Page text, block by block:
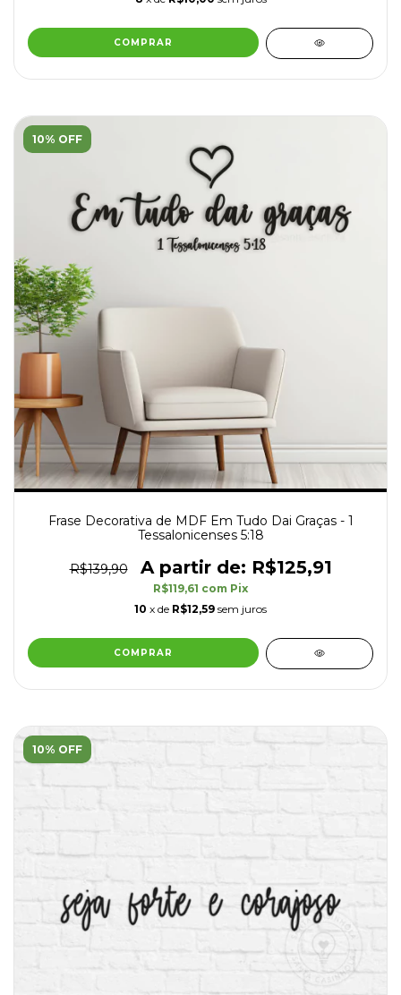
COMPRAR
10% OFF
Frase Decorativa de MDF Em Tudo Dai Graças - 1
Tessalonicenses 5:18
R$139,90 R$125,91
R$119,61 com Pix
10 x de R$12,59 sem juros
COMPRAR
10% OFF